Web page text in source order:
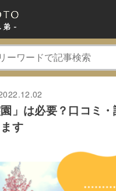
‐
園」は必要？口コミ
す